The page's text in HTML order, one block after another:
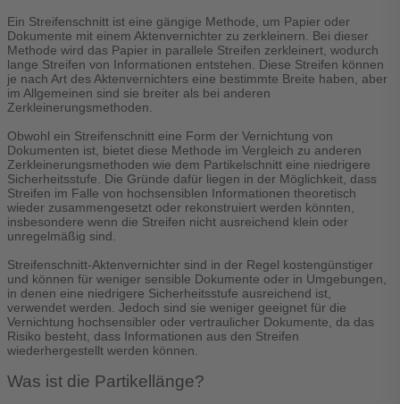
Ein Streifenschnitt ist eine gängige Methode, um Papier oder
Dokumente mit einem Aktenvernichter zu zerkleinern. Bei dieser
Methode wird das Papier in parallele Streifen zerkleinert, wodurch
lange Streifen von Informationen entstehen. Diese Streifen können
je nach Art des Aktenvernichters eine bestimmte Breite haben, aber
im Allgemeinen sind sie breiter als bei anderen
Zerkleinerungsmethoden.
Obwohl ein Streifenschnitt eine Form der Vernichtung von
Dokumenten ist, bietet diese Methode im Vergleich zu anderen
Zerkleinerungsmethoden wie dem Partikelschnitt eine niedrigere
Sicherheitsstufe. Die Gründe dafür liegen in der Möglichkeit, dass
Streifen im Falle von hochsensiblen Informationen theoretisch
wieder zusammengesetzt oder rekonstruiert werden könnten,
insbesondere wenn die Streifen nicht ausreichend klein oder
unregelmäßig sind.
Streifenschnitt-Aktenvernichter sind in der Regel kostengünstiger
und können für weniger sensible Dokumente oder in Umgebungen,
in denen eine niedrigere Sicherheitsstufe ausreichend ist,
verwendet werden. Jedoch sind sie weniger geeignet für die
Vernichtung hochsensibler oder vertraulicher Dokumente, da das
Risiko besteht, dass Informationen aus den Streifen
wiederhergestellt werden können.
Was ist die Partikellänge?